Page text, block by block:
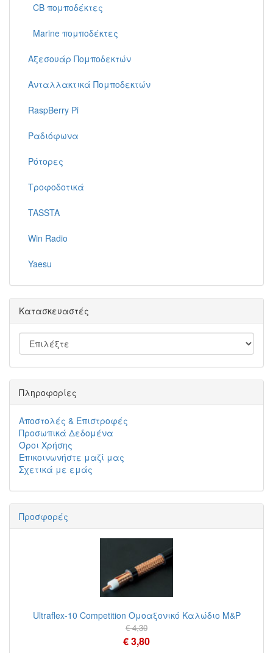
CB πομποδέκτες
Marine πομποδέκτες
Αξεσουάρ Πομποδεκτών
Ανταλλακτικά Πομποδεκτών
RaspBerry Pi
Ραδιόφωνα
Ρότορες
Τροφοδοτικά
TASSTA
Win Radio
Yaesu
Κατασκευαστές
Πληροφορίες
Αποστολές & Επιστροφές
Προσωπικά Δεδομένα
Όροι Χρήσης
Επικοινωνήστε μαζί μας
Σχετικά με εμάς
Προσφορές
Ultraflex-10 Competition Ομοαξονικό Καλώδιο M&P
€ 4,30
€ 3,80